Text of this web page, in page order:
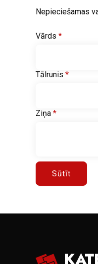
Nepieciešamas
Vārds *
Tālrunis *
Ziņa *
Sūtīt